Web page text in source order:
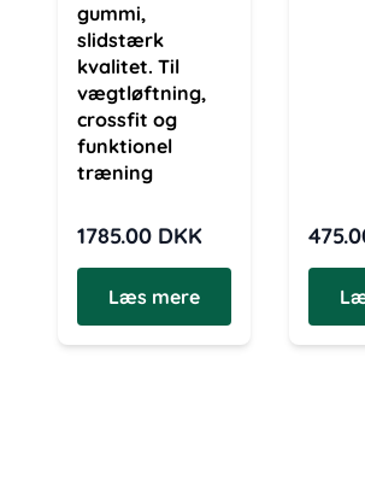
gummi,
slidstærk
kvalitet. Til
vægtløftning,
crossfit og
funktionel
træning
1785.00 DKK
Læs mere